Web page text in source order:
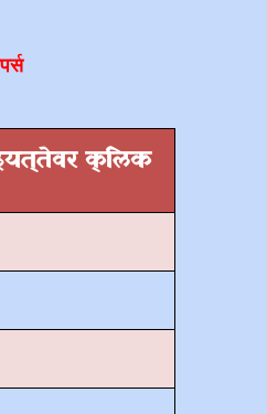
क्लिक